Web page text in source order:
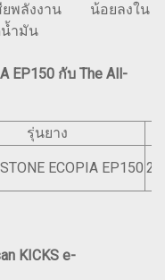
สียพลังงาน น้อยลงใน
น้ำมัน
EP150 กับ The All-
รุ่นยาง
ECOPIA EP150
KICKS e-